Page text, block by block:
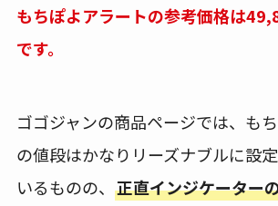
もちぽよアラートの参考価格は
です。
ゴゴジャンの商品ページでは、も
の値段はかなりリーズナブルに設
いるものの、 正直インジケーター